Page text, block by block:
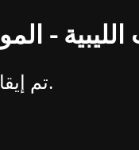
-
تم إيقاف خدمات شبكة التشريعات الليبية.